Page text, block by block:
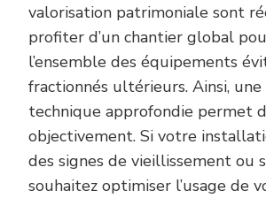
valorisation patrimoniale sont
profiter d’un chantier global
l’ensemble des équipements
fractionnés ultérieurs. Ainsi, une
technique approfondie permet
objectivement. Si votre
des signes de vieillissement ou
souhaitez optimiser l’usage de